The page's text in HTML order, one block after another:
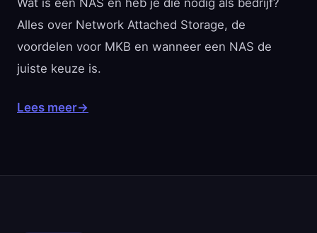
Wat is een NAS en heb je die nodig als bedrijf?
Alles over Network Attached Storage, de
voordelen voor MKB en wanneer een NAS de
juiste keuze is.
Lees meer→